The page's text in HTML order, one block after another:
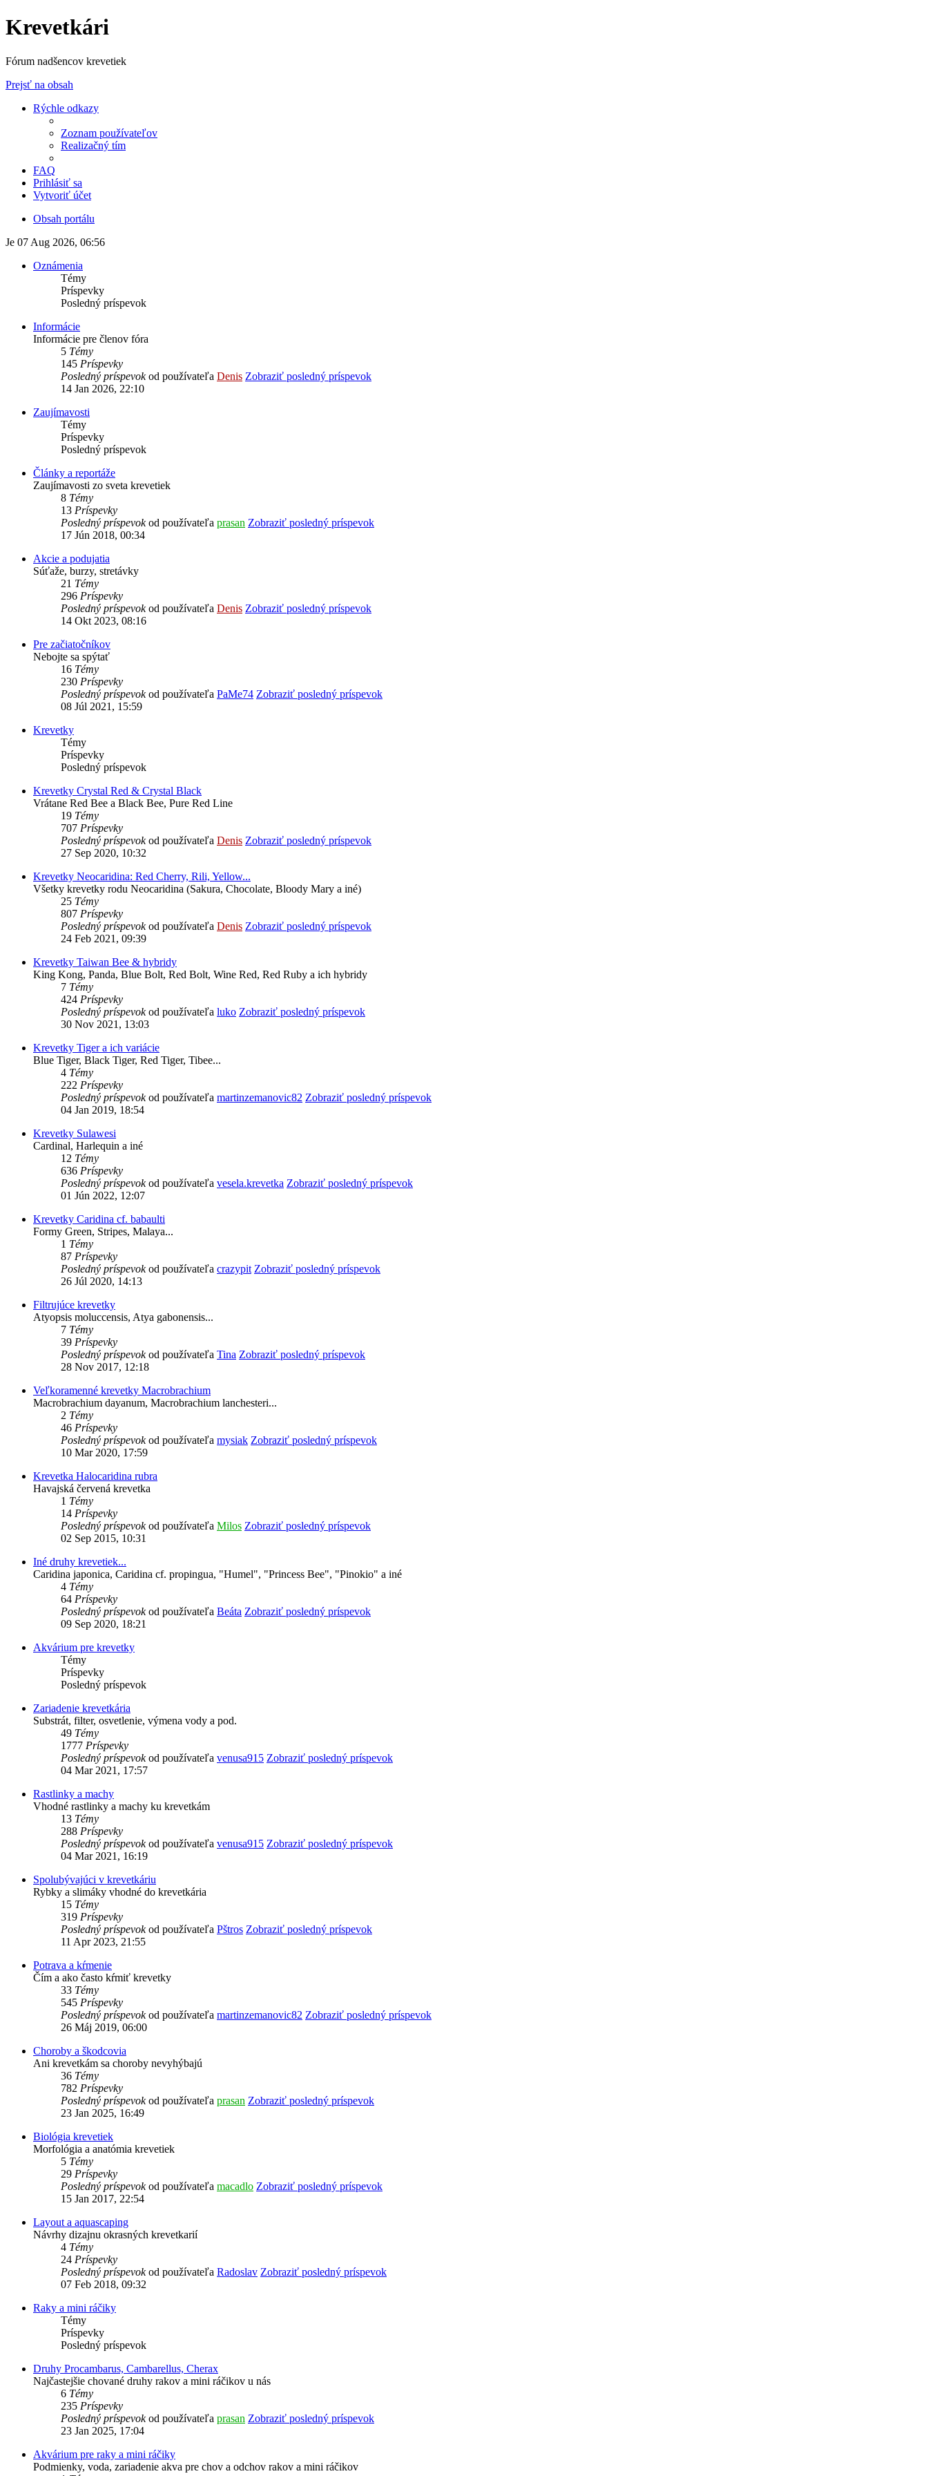
Krevetkári
Fórum nadšencov krevetiek
Prejsť na obsah
Rýchle odkazy
Zoznam používateľov
Realizačný tím
FAQ
Prihlásiť sa
Vytvoriť účet
Obsah portálu
Je 07 Aug 2026, 06:56
Oznámenia
Témy
Príspevky
Posledný príspevok
Informácie
Informácie pre členov fóra
5 Témy
145 Príspevky
Posledný príspevokod používateľa Denis Zobraziť posledný príspevok
14 Jan 2026, 22:10
Zaujímavosti
Témy
Príspevky
Posledný príspevok
Články a reportáže
Zaujímavosti zo sveta krevetiek
8 Témy
13 Príspevky
Posledný príspevokod používateľa prasan Zobraziť posledný príspevok
17 Jún 2018, 00:34
Akcie a podujatia
Súťaže, burzy, stretávky
21 Témy
296 Príspevky
Posledný príspevokod používateľa Denis Zobraziť posledný príspevok
14 Okt 2023, 08:16
Pre začiatočníkov
Nebojte sa spýtať
16 Témy
230 Príspevky
Posledný príspevokod používateľa PaMe74 Zobraziť posledný príspevok
08 Júl 2021, 15:59
Krevetky
Témy
Príspevky
Posledný príspevok
Krevetky Crystal Red & Crystal Black
Vrátane Red Bee a Black Bee, Pure Red Line
19 Témy
707 Príspevky
Posledný príspevokod používateľa Denis Zobraziť posledný príspevok
27 Sep 2020, 10:32
Krevetky Neocaridina: Red Cherry, Rili, Yellow...
Všetky krevetky rodu Neocaridina (Sakura, Chocolate, Bloody Mary a iné)
25 Témy
807 Príspevky
Posledný príspevokod používateľa Denis Zobraziť posledný príspevok
24 Feb 2021, 09:39
Krevetky Taiwan Bee & hybridy
King Kong, Panda, Blue Bolt, Red Bolt, Wine Red, Red Ruby a ich hybridy
7 Témy
424 Príspevky
Posledný príspevokod používateľa luko Zobraziť posledný príspevok
30 Nov 2021, 13:03
Krevetky Tiger a ich variácie
Blue Tiger, Black Tiger, Red Tiger, Tibee...
4 Témy
222 Príspevky
Posledný príspevokod používateľa martinzemanovic82 Zobraziť posledný príspevok
04 Jan 2019, 18:54
Krevetky Sulawesi
Cardinal, Harlequin a iné
12 Témy
636 Príspevky
Posledný príspevokod používateľa vesela.krevetka Zobraziť posledný príspevok
01 Jún 2022, 12:07
Krevetky Caridina cf. babaulti
Formy Green, Stripes, Malaya...
1 Témy
87 Príspevky
Posledný príspevokod používateľa crazypit Zobraziť posledný príspevok
26 Júl 2020, 14:13
Filtrujúce krevetky
Atyopsis moluccensis, Atya gabonensis...
7 Témy
39 Príspevky
Posledný príspevokod používateľa Tina Zobraziť posledný príspevok
28 Nov 2017, 12:18
Veľkoramenné krevetky Macrobrachium
Macrobrachium dayanum, Macrobrachium lanchesteri...
2 Témy
46 Príspevky
Posledný príspevokod používateľa mysiak Zobraziť posledný príspevok
10 Mar 2020, 17:59
Krevetka Halocaridina rubra
Havajská červená krevetka
1 Témy
14 Príspevky
Posledný príspevokod používateľa Milos Zobraziť posledný príspevok
02 Sep 2015, 10:31
Iné druhy krevetiek...
Caridina japonica, Caridina cf. propingua, "Humel", "Princess Bee", "Pinokio" a iné
4 Témy
64 Príspevky
Posledný príspevokod používateľa Beáta Zobraziť posledný príspevok
09 Sep 2020, 18:21
Akvárium pre krevetky
Témy
Príspevky
Posledný príspevok
Zariadenie krevetkária
Substrát, filter, osvetlenie, výmena vody a pod.
49 Témy
1777 Príspevky
Posledný príspevokod používateľa venusa915 Zobraziť posledný príspevok
04 Mar 2021, 17:57
Rastlinky a machy
Vhodné rastlinky a machy ku krevetkám
13 Témy
288 Príspevky
Posledný príspevokod používateľa venusa915 Zobraziť posledný príspevok
04 Mar 2021, 16:19
Spolubývajúci v krevetkáriu
Rybky a slimáky vhodné do krevetkária
15 Témy
319 Príspevky
Posledný príspevokod používateľa Pštros Zobraziť posledný príspevok
11 Apr 2023, 21:55
Potrava a kŕmenie
Čím a ako často kŕmiť krevetky
33 Témy
545 Príspevky
Posledný príspevokod používateľa martinzemanovic82 Zobraziť posledný príspevok
26 Máj 2019, 06:00
Choroby a škodcovia
Ani krevetkám sa choroby nevyhýbajú
36 Témy
782 Príspevky
Posledný príspevokod používateľa prasan Zobraziť posledný príspevok
23 Jan 2025, 16:49
Biológia krevetiek
Morfológia a anatómia krevetiek
5 Témy
29 Príspevky
Posledný príspevokod používateľa macadlo Zobraziť posledný príspevok
15 Jan 2017, 22:54
Layout a aquascaping
Návrhy dizajnu okrasných krevetkarií
4 Témy
24 Príspevky
Posledný príspevokod používateľa Radoslav Zobraziť posledný príspevok
07 Feb 2018, 09:32
Raky a mini ráčiky
Témy
Príspevky
Posledný príspevok
Druhy Procambarus, Cambarellus, Cherax
Najčastejšie chované druhy rakov a mini ráčikov u nás
6 Témy
235 Príspevky
Posledný príspevokod používateľa prasan Zobraziť posledný príspevok
23 Jan 2025, 17:04
Akvárium pre raky a mini ráčiky
Podmienky, voda, zariadenie akva pre chov a odchov rakov a mini ráčikov